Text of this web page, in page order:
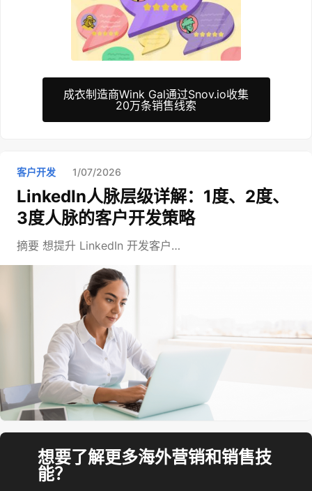
成衣制造商Wink Gal通过Snov.io收集
20万条销售线索
客户开发 1/07/2026
LinkedIn人脉层级详解：1度、2度、
3度人脉的客户开发策略
摘要 想提升 LinkedIn 开发客户…
想要了解更多海外营销和销售技
能？